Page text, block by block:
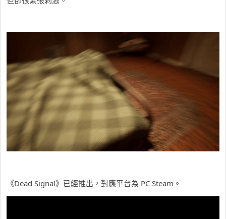
《Dead Signal》已經推出，對應平台為 PC Steam。